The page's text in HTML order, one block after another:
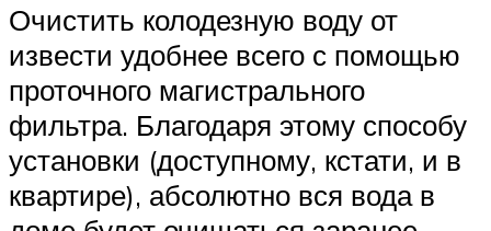
Очистить колодезную воду от
извести удобнее всего с помощью
проточного магистрального
фильтра. Благодаря этому способу
установки (доступному, кстати, и в
квартире), абсолютно вся вода в